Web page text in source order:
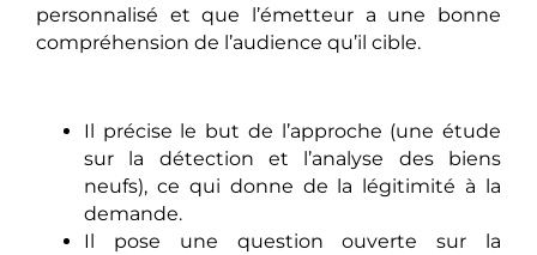
personnalisé et que l’émetteur a une bonne
compréhension de l’audience qu’il cible.
Il précise le but de l’approche (une étude
sur la détection et l’analyse des biens
neufs), ce qui donne de la légitimité à la
demande.
Il pose une question ouverte sur la